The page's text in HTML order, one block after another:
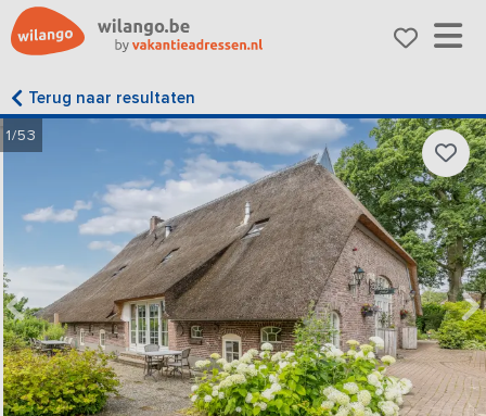
Terug naar resultaten
1/53